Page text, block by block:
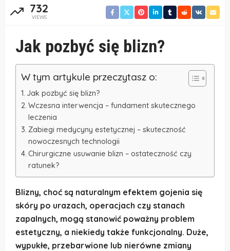
732
VIEWS
Jak pozbyć się blizn?
W tym artykule przeczytasz o:
Jak pozbyć się blizn?
Wczesna interwencja – fundament skutecznego
leczenia
Zabiegi medycyny estetycznej – skuteczność
nowoczesnych technologii
Chirurgiczne usuwanie blizn – ostateczność czy
ratunek?
Blizny, choć są naturalnym efektem gojenia się
skóry po urazach, operacjach czy stanach
zapalnych, mogą stanowić poważny problem
estetyczny, a niekiedy także funkcjonalny. Duże,
wypukłe, przebarwione lub nierówne zmiany